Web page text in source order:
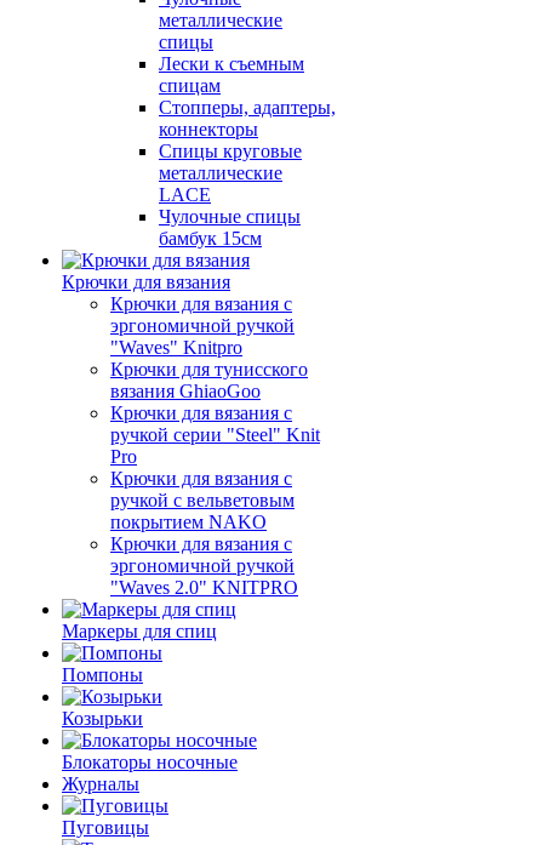
металлические
спицы
Лески к съемным
спицам
Стопперы, адаптеры,
коннекторы
Спицы круговые
металлические
LACE
Чулочные спицы
бамбук 15см
Крючки для вязания
Крючки для вязания с
эргономичной ручкой
"Waves" Knitpro
Крючки для тунисского
вязания GhiaoGoo
Крючки для вязания с
ручкой серии "Steel" Knit
Pro
Крючки для вязания с
ручкой с вельветовым
покрытием NAKO
Крючки для вязания с
эргономичной ручкой
"Waves 2.0" KNITPRO
Маркеры для спиц
Помпоны
Козырьки
Блокаторы носочные
Журналы
Пуговицы